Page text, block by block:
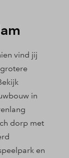
vind jij
in
dorp met
en